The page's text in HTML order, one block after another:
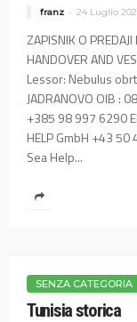
franz 24 Luglio
ZAPISNIK O
HANDOVER AND
Lessor: Nebulus
JADRANOVO OIB :
+385 98 997 6290
HELP GmbH +43
Sea Help...
SENZA CATEGORIA
Tunisia storica